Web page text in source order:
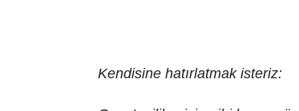
Kendisine hatırlatmak isteriz: